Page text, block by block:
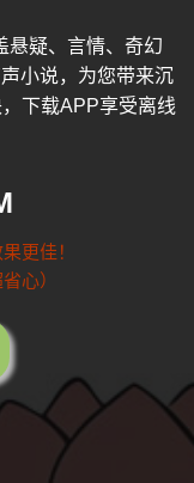
悬疑、言情、奇幻
小说，为您带来沉
下载APP享受离线
更佳！
心）